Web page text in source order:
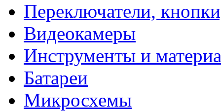
Переключатели,
Видеокамеры
Инструменты и
Батареи
Микросхемы